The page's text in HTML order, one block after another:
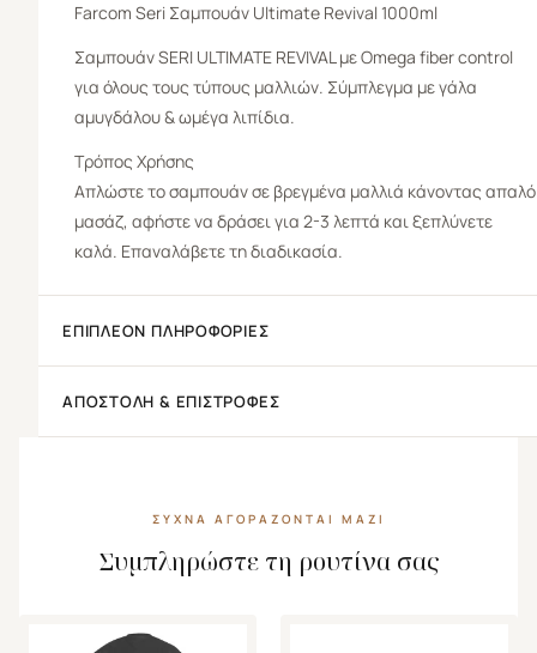
Farcom Seri Σαμπουάν Ultimate Revival 1000ml
Σαµπουάν SERI ULTIMATE REVIVAL µε Omega fiber control
για όλους τους τύπους µαλλιών. Σύµπλεγµα µε γάλα
αµυγδάλου & ωµέγα λιπίδια.
Τρόπος Χρήσης
Απλώστε το σαμπουάν σε βρεγμένα μαλλιά κάνοντας απαλό
μασάζ, αφήστε να δράσει για 2-3 λεπτά και ξεπλύνετε
καλά. Επαναλάβετε τη διαδικασία.
ΕΠΙΠΛΈΟΝ ΠΛΗΡΟΦΟΡΊΕΣ
ΑΠΟΣΤΟΛΉ & ΕΠΙΣΤΡΟΦΈΣ
ΣΥΧΝΆ ΑΓΟΡΆΖΟΝΤΑΙ ΜΑΖΊ
Συμπληρώστε τη ρουτίνα σας